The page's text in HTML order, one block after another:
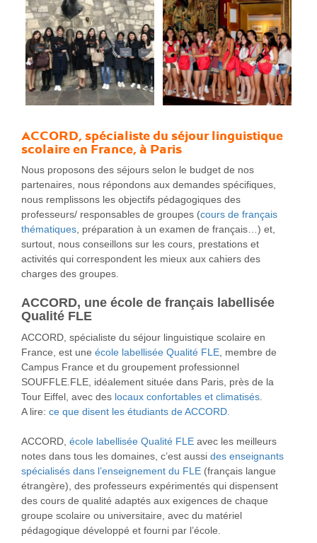
ACCORD, spécialiste du séjour linguistique
scolaireen France, à Paris
Nous proposons des séjours selon le budget de nos
partenaires, nous répondons aux demandes spécifiques,
nous remplissons les objectifs pédagogiques des
professeurs/ responsables de groupes (cours de français
thématiques, préparation à un examen de français…) et,
surtout, nous conseillons sur les cours, prestations et
activités qui correspondent les mieux aux cahiers des
charges des groupes.
ACCORD, une école de français labellisée
Qualité FLE
ACCORD, spécialiste du séjour linguistique scolaire en
France, est une école labellisée Qualité FLE, membre de
Campus France et du groupement professionnel
SOUFFLE.FLE, idéalement située dans Paris, près de la
Tour Eiffel, avec des locaux confortables et climatisés.
A lire: ce que disent les étudiants de ACCORD.
ACCORD, école labellisée Qualité FLE avec les meilleurs
notes dans tous les domaines, c’est aussi des enseignants
spécialisés dans l’enseignement du FLE (français langue
étrangère), des professeurs expérimentés qui dispensent
des cours de qualité adaptés aux exigences de chaque
groupe scolaire ou universitaire, avec du matériel
pédagogique développé et fourni par l’école.